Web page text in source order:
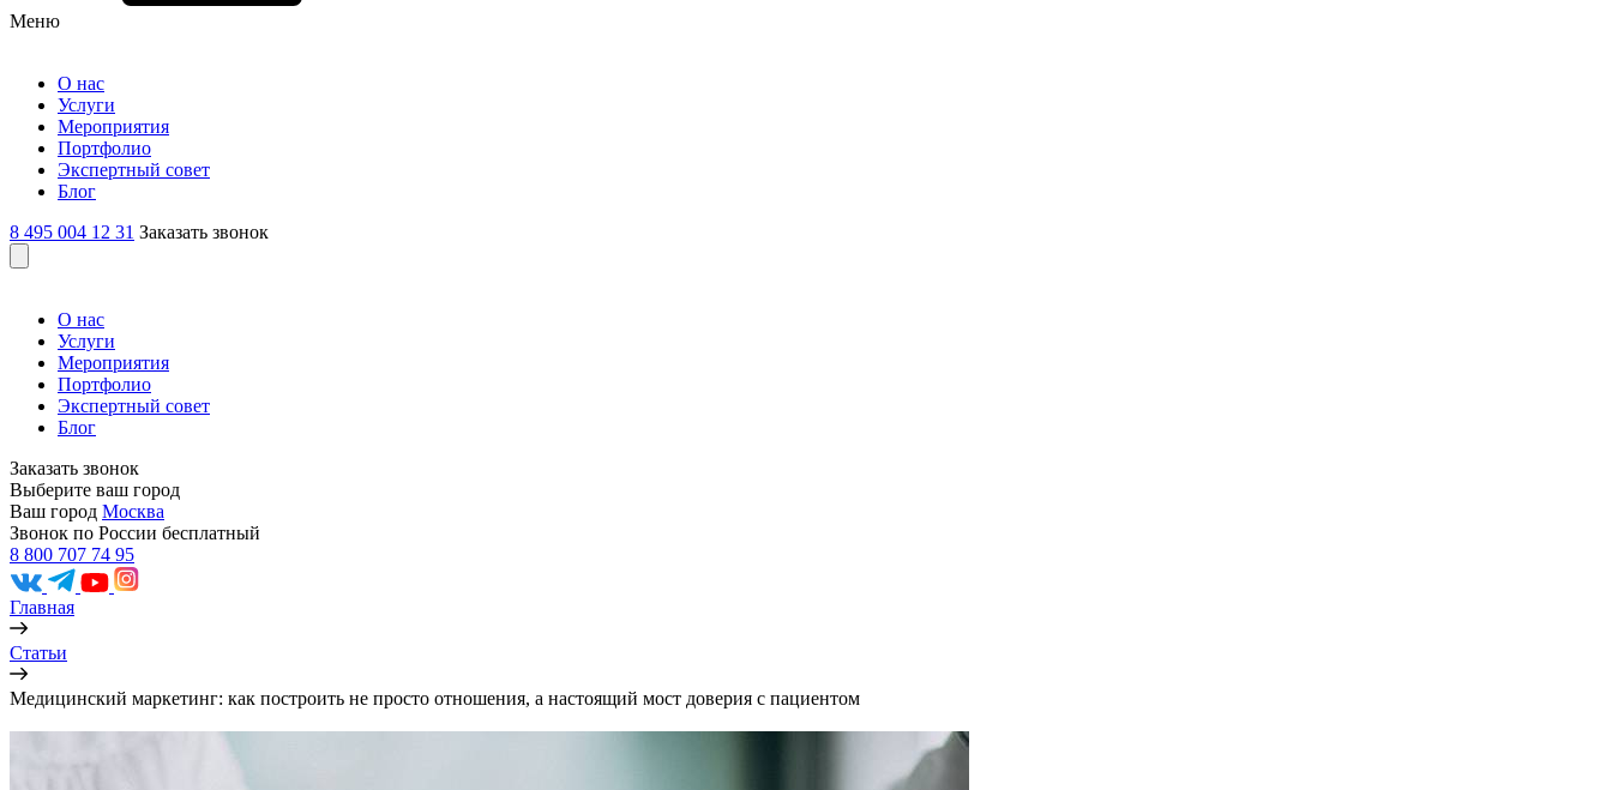
Меню
О нас
Услуги
Мероприятия
Портфолио
Экспертный совет
Блог
8 495 004 12 31 Заказать звонок
О нас
Услуги
Мероприятия
Портфолио
Экспертный совет
Блог
Заказать звонок
Выберите ваш город
Ваш город Москва
Звонок по России бесплатный
8 800 707 74 95
Главная
Статьи
Медицинский маркетинг: как построить не просто отношения, а настоящий мост доверия с пациентом